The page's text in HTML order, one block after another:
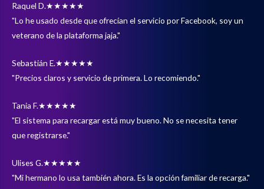
Raquel D.★★★★★
"Lo he usado desde que ofrecían el servicio por Facebook, soy un
veterano de la plataforma jaja."
Sebastián E.★★★★★
"Precios claros y servicio de primera. Lo recomiendo."
Tania F.★★★★★
"El sistema para recargar está muy bueno. No se necesita tener
que registrarse."
Ulises G.★★★★★
"Mi hermano lo usa también ahora. Es la opción familiar de recarga."